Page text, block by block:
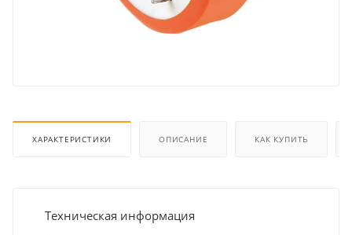
ХАРАКТЕРИСТИКИ ОПИСАНИЕ КАК КУПИТЬ
Техническая информация